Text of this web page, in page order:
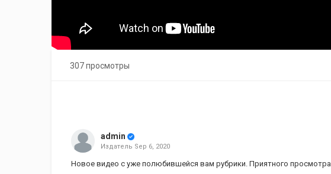
307 просмотры
admin
Издатель Sep 6, 2020
Новое видео с уже полюбившейся вам рубрики. Приятного просмотра